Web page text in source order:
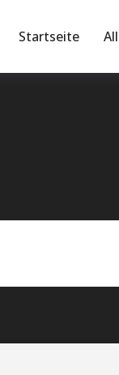
Startseite